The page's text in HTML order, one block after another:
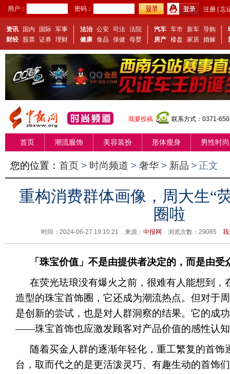
用户： 密码： 注册 忘
资讯 国内 国际 军事
财经
股票 证券 理财
法治 公安 司法 法院
健康 食品 保健 母婴
汽车 车市 新车 导购
房产 楼盘 家居 婚嫁
我要投稿 联系方式：0371-
首页 潮流服饰 美容装扮 形体瘦身 男性时尚
您的位置： 首页 > 时尚频道 > 奢华 > 新品 > 正文
重构消费群体画像，周大生“
圈啦
时间：2024-06-27 19:10:21 来源： 中报网 浏览次数： 29085
「珠宝价值」不是由提供者决定的，而是由受
在荧光珐琅没有爆火之前，很难有人能想到，
造型的珠宝首饰圈，它还成为潮流热点。但对于
是创新的尝试，也是对人群洞察的结果。它的成
——珠宝首饰也应激发顾客对产品价值的感性认
随着买金人群的逐渐年轻化，重工繁复的首饰
台，取而代之的是更活泼灵巧、有趣生动的首饰